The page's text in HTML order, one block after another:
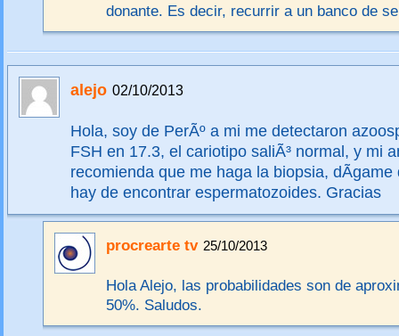
donante. Es decir, recurrir a un banco de
alejo 02/10/2013
Hola, soy de PerÃº a mi me detectaron
FSH en 17.3, el cariotipo saliÃ³ normal, y mi
recomienda que me haga la biopsia, dÃ­game
hay de encontrar espermatozoides. Gracias
procrearte tv 25/10/2013
Hola Alejo, las probabilidades son de
50%. Saludos.